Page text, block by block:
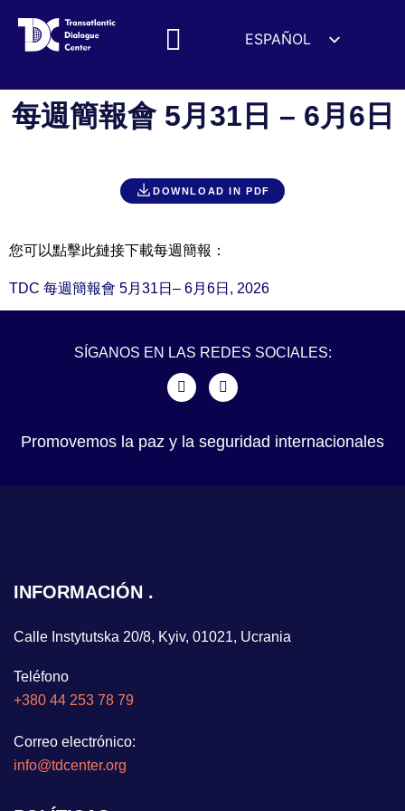
ESPAÑOL
DEUTSCH
FRANÇAIS
简体中文
ITALIANO
每週簡報會 5月31日 – 6月6日
DOWNLOAD IN PDF
您可以點擊此鏈接下載每週簡報：
TDC 每週簡報會 5月31日– 6月6日, 2026
SÍGANOS EN LAS REDES SOCIALES:
Promovemos la paz y la seguridad internacionales
INFORMACIÓN
Calle Instytutska 20/8, Kyiv, 01021, Ucrania
Teléfono
+380 44 253 78 79
Correo electrónico:
info@tdcenter.org